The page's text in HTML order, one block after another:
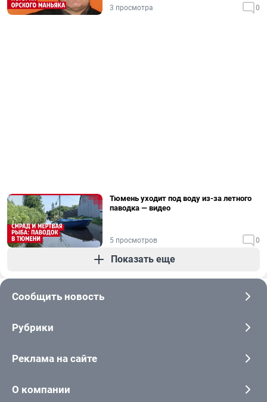
3 просмотра 0
Тюмень уходит под воду из-за летного
паводка — видео
5 просмотров 0
Показать еще
Сообщить новость
Рубрики
Реклама на сайте
О компании